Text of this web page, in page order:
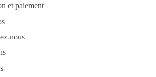
et paiement
nous